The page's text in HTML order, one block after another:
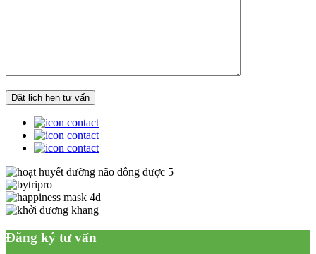
Đăng ký tư vấn